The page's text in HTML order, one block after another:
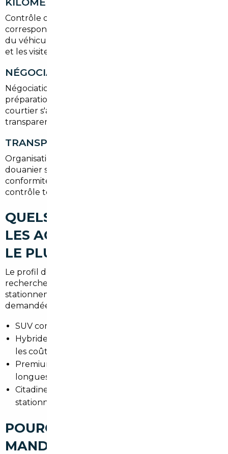
Contrôle des documents, historique d'entretien,
correspondance entre relevés kilométriques et état
du véhicule. Nous privilégions les rapports détaillés
et les visites techniques avant achat.
NÉGOCIATION ET ACHAT
Négociation du prix, vérification légale du vendeur,
préparation des documents d'exportation. Le
courtier s'assure d'un paiement sécurisé et
transparent.
TRANSPORT ET IMMATRICULATION
Organisation du transport vers Meudon, suivi
douanier si nécessaire, obtention des certificats de
conformité, démarches pour la carte grise et
contrôle technique français.
QUELS TYPES DE VOITURES
LES ACHETEURS RECHERCHENT
LE PLUS À MEUDON
Le profil de mobilité à Meudon oriente les
recherches : proximité de Paris, besoins familiaux,
stationnement résiduel. Les voitures les plus
demandées :
SUV compacts pour confort et modularité.
Hybrides et hybrides rechargeables pour réduire
les coûts en ville.
Premium (Audi, BMW, Mercedes) pour les trajets
longues distances.
Citadines économiques pour circulation urbaine et
stationnement limité.
POURQUOI FAIRE APPEL À UN
MANDATAIRE AUTO À